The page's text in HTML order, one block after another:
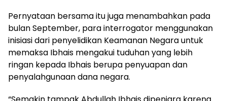
Pernyataan bersama itu juga menambahkan pada
bulan September, para interrogator menggunakan
inisiasi dari penyelidikan Keamanan Negara untuk
memaksa Ibhais mengakui tuduhan yang lebih
ringan kepada Ibhais berupa penyuapan dan
penyalahgunaan dana negara.